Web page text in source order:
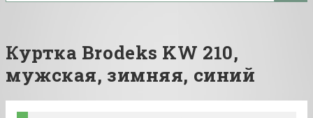
Куртка Brodeks KW 210,
мужская, зимняя, синий